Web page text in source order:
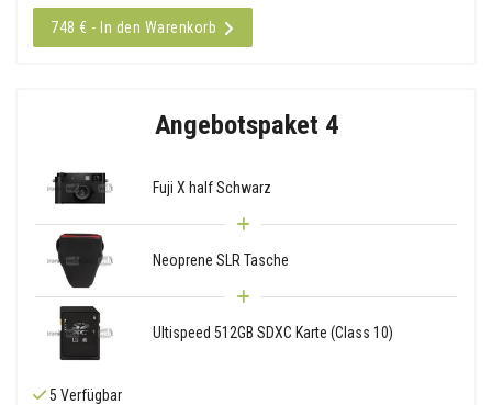
748 € - In den Warenkorb
Angebotspaket 4
Fuji X half Schwarz
Neoprene SLR Tasche
Ultispeed 512GB SDXC Karte (Class 10)
5 Verfügbar